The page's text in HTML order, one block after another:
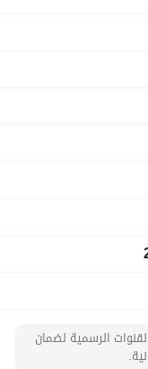
الرسمية لضمان